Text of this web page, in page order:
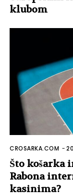
klubom
CROSARKA.COM -
Što košarka
Rabona
kasinima?